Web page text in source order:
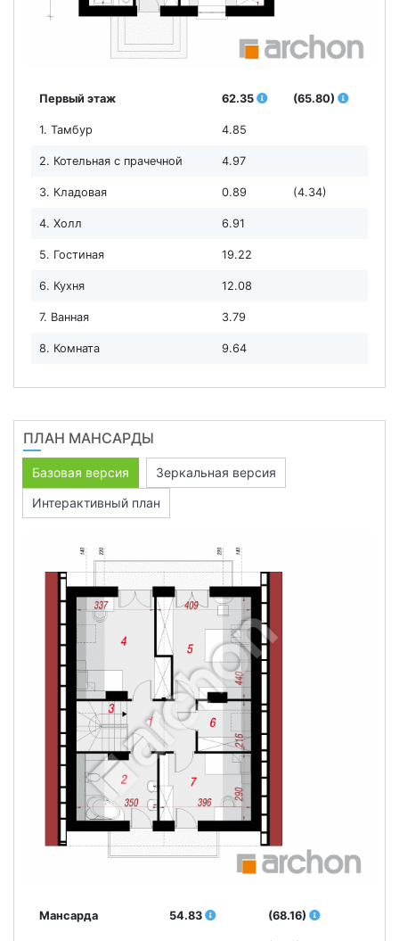
Первый этаж 62.35 (65.80)
1. Тамбур 4.85
2. Котельная с прачечной 4.97
3. Кладовая 0.89 (4.34)
4. Холл 6.91
5. Гостиная 19.22
6. Кухня 12.08
7. Ванная 3.79
8. Комната 9.64
ПЛАН МАНСАРДЫ
Базовая версия
Зеркальная версия
Интерактивный план
Мансарда 54.83 (68.16)